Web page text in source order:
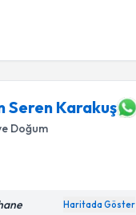
Seren Karakuş
Doğum
Haritada Göster